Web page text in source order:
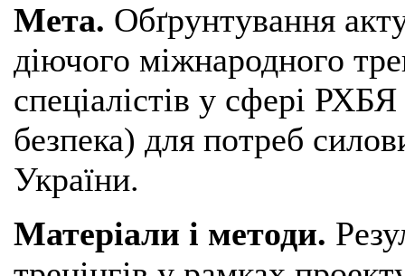
Мета. Обґрунтування
діючого міжнародного
спеціалістів у сфері
безпека) для потреб
України.
Матеріали і методи.